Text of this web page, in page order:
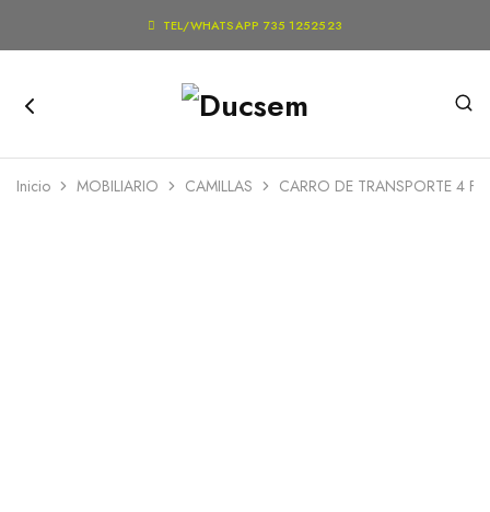
 TEL/WHATSAPP 735 1252523
Inicio MOBILIARIO CAMILLAS CARRO DE TRANSPORTE 4